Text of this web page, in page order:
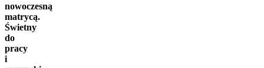
nowoczesną
matrycą.
Świetny
do
pracy
i